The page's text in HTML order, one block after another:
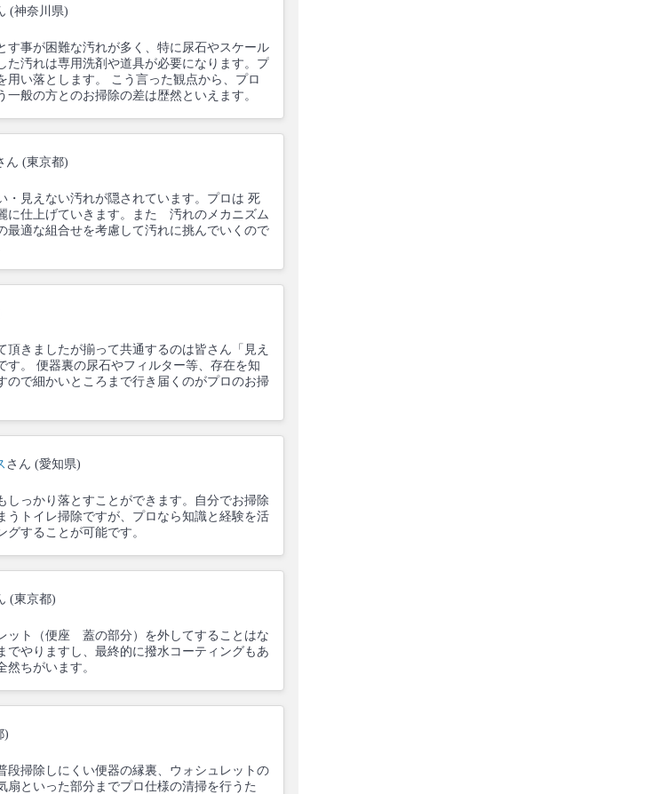
(神奈川県)
す事が困難な汚れが多く、特に尿石やスケール
た汚れは専用洗剤や道具が必要になります。プ
用い落とします。 こう言った観点から、プロ
般の方とのお掃除の差は歴然といえます。
ん (東京都)
・見えない汚れが隠されています。プロは 死
に仕上げていきます。また 汚れのメカニズム
最適な組合せを考慮して汚れに挑んでいくので
きましたが揃って共通するのは皆さん「見え
す。 便器裏の尿石やフィルター等、存在を知
ので細かいところまで行き届くのがプロのお掃
さん (愛知県)
しっかり落とすことができます。自分でお掃除
うトイレ掃除ですが、プロなら知識と経験を活
することが可能です。
(東京都)
ット（便座 蓋の部分）を外してすることはな
でやりますし、最終的に撥水コーティングもあ
然ちがいます。
)
段掃除しにくい便器の縁裏、ウォシュレットの
扇といった部分までプロ仕様の清掃を行うた